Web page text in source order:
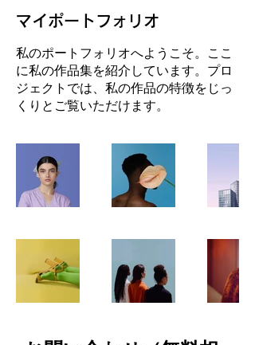
マイポートフォリオ
私のポートフォリオへようこそ。ここ
に私の作品集を紹介しています。プロ
ジェクトでは、私の作品の特徴をじっ
くりとご覧いただけます。